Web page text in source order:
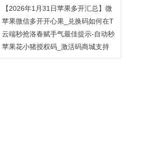
多开小马驹新品上市
【2026年1月31日苹果多开汇总】微
多开凡人修仙传新品上市
苹果微信多开开心果_兑换码如何在T
下载激活-外测码能下几个
云端秒抢洛春赋手气最佳提示-自动秒
好友红包-抢群聊红包-接收转账-抢包
自动@发包人
苹果花小猪授权码_激活码商城支持
卡_无限多开app定时发圈版本